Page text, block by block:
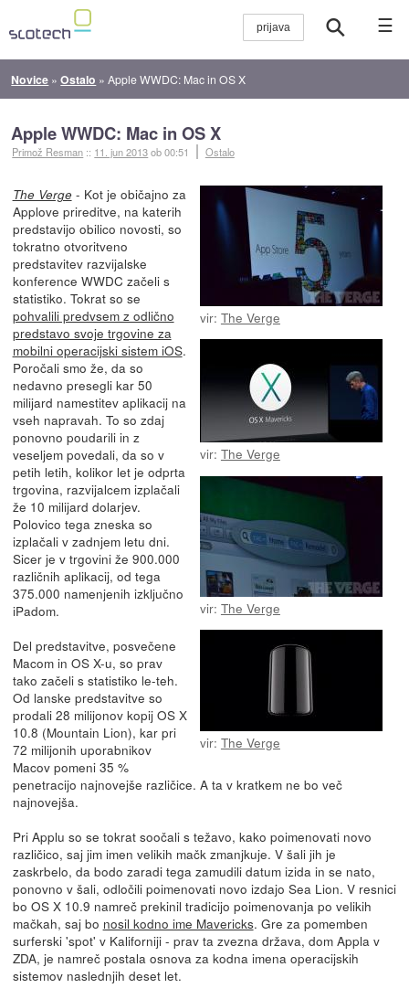
☰
Novice »Ostalo »Apple WWDC: Mac in OS X
Apple WWDC: Mac in OS X
Primož Resman :: 11. jun 2013ob 00:51 Ostalo
vir: The Verge
vir: The Verge
vir: The Verge
vir: The Verge
The Verge- Kot je običajno za
Applove prireditve, na katerih
predstavijo obilico novosti, so
tokratno otvoritveno
predstavitev razvijalske
konference WWDC začeli s
statistiko. Tokrat so se
pohvalili predvsem z odlično
predstavo svoje trgovine za
mobilni operacijski sistem iOS.
Poročali smo že, da so
nedavno presegli kar 50
milijard namestitev aplikacij na
vseh napravah. To so zdaj
ponovno poudarili in z
veseljem povedali, da so v
petih letih, kolikor let je odprta
trgovina, razvijalcem izplačali
že 10 milijard dolarjev.
Polovico tega zneska so
izplačali v zadnjem letu dni.
Sicer je v trgovini že 900.000
različnih aplikacij, od tega
375.000 namenjenih izključno
iPadom.
Del predstavitve, posvečene
Macom in OS X-u, so prav
tako začeli s statistiko le-teh.
Od lanske predstavitve so
prodali 28 milijonov kopij OS X
10.8 (Mountain Lion), kar pri
72 milijonih uporabnikov
Macov pomeni 35 %
penetracijo najnovejše različice. A ta v kratkem ne bo več
najnovejša.
Pri Applu so se tokrat soočali s težavo, kako poimenovati novo
različico, saj jim imen velikih mačk zmanjkuje. V šali jih je
zaskrbelo, da bodo zaradi tega zamudili datum izida in se nato,
ponovno v šali, odločili poimenovati novo izdajo Sea Lion. V resnici
bo OS X 10.9 namreč prekinil tradicijo poimenovanja po velikih
mačkah, saj bo nosil kodno ime Mavericks. Gre za pomemben
surferski 'spot' v Kaliforniji - prav ta zvezna država, dom Appla v
ZDA, je namreč postala osnova za kodna imena operacijskih
sistemov naslednjih deset let.